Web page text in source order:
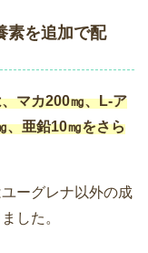
素を追加で配
マカ200㎎、L-ア
、亜鉛10㎎をさら
ーグレナ以外の成
した。